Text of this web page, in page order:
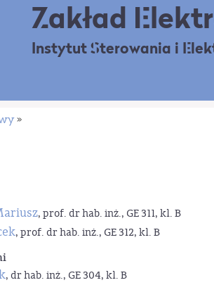
Zakład
Instytut Sterowania i
»
, prof. dr hab. inż., GE 311, kl. B
, prof. dr hab. inż., GE 312, kl. B
, dr hab. inż., GE 304, kl. B